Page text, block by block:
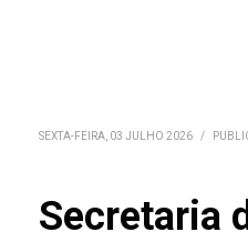
SEXTA-FEIRA, 03 JULHO 2026 /
Secretaria